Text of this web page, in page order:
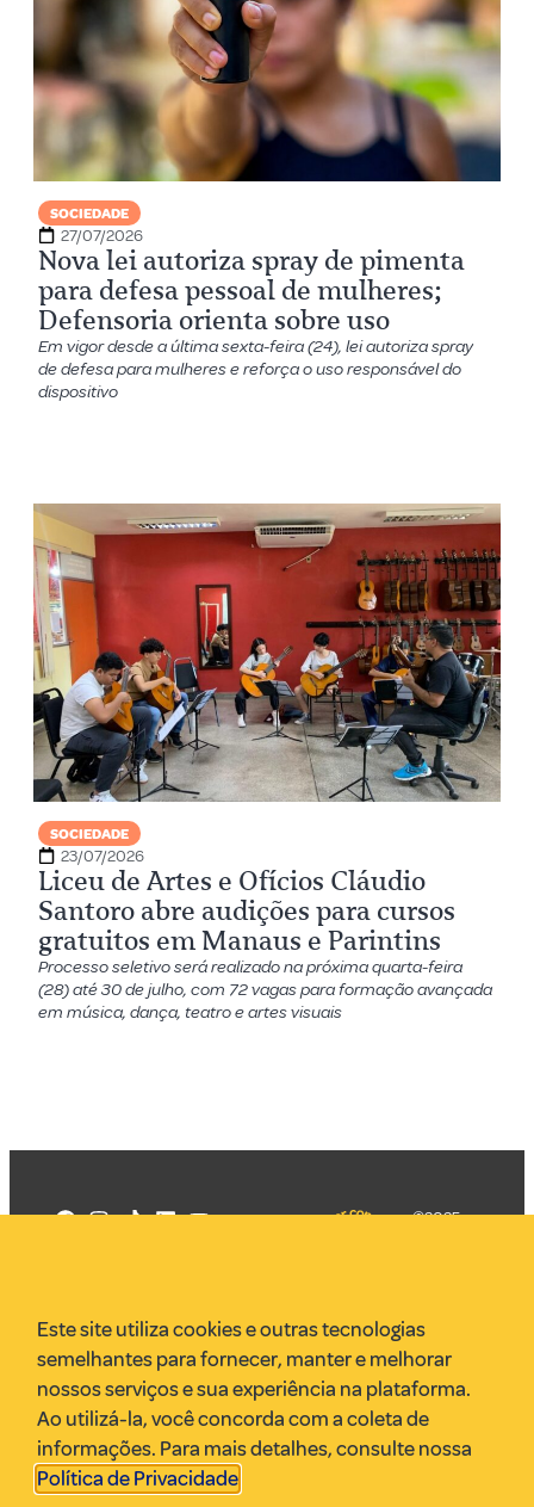
SOCIEDADE
27/07/2026
Nova lei autoriza spray de pimenta
para defesa pessoal de mulheres;
Defensoria orienta sobre uso
Em vigor desde a última sexta-feira (24), lei autoriza spray
de defesa para mulheres e reforça o uso responsável do
dispositivo
SOCIEDADE
23/07/2026
Liceu de Artes e Ofícios Cláudio
Santoro abre audições para cursos
gratuitos em Manaus e Parintins
Processo seletivo será realizado na próxima quarta-feira
(28) até 30 de julho, com 72 vagas para formação avançada
em música, dança, teatro e artes visuais
VR Assessoria
Parcerias
Envie uma pauta
Anuncie
©2025
Este site utiliza cookies e outras tecnologias
semelhantes para fornecer, manter e melhorar
nossos serviços e sua experiência na plataforma.
Ao utilizá-la, você concorda com a coleta de
informações. Para mais detalhes, consulte nossa
Política de Privacidade.